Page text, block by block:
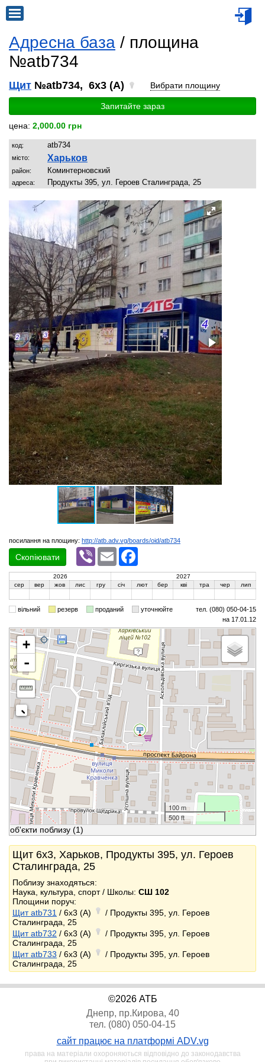
Адресна база / площина
№atb734
Щит №atb734, 6x3 (A) Вибрати площину
Запитайте зараз
цена: 2,000.00 грн
код: atb734
місто: Харьков
район: Коминтерновский
адреса: Продукты 395, ул. Героев Сталинграда, 25
посилання на площину: http://atb.adv.vg/boards/oid/atb734
Скопіювати
Viber Email
2026
2027
сер
вер жов лис гру січ лют бер кві тра чер лип
вільний резерв проданий уточнюйте
тел. (080) 050-04-15
на 17.01.12
+
-
100 m
500 ft
об'єкти поблизу (1)
Щит 6x3, Харьков, Продукты 395, ул. Героев
Сталинграда, 25
Поблизу знаходяться:
Наука, культура, спорт / Школы: СШ 102
Площини поруч:
Щит atb731 / 6x3 (A)
/ Продукты 395, ул. Героев
Сталинграда, 25
Щит atb732 / 6x3 (A)
/ Продукты 395, ул. Героев
Сталинграда, 25
Щит atb733 / 6x3 (A)
/ Продукты 395, ул. Героев
Сталинграда, 25
©2026 АТБ
Днепр, пр.Кирова, 40
тел. (080) 050-04-15
сайт працює на платформі ADV.vg
права на матеріали охороняються відповідно до законодавства